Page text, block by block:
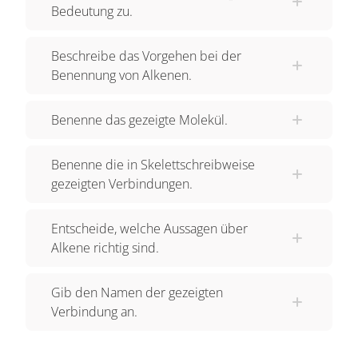
entsprechend für Propen den Trivialnamen
Bezeichnungen für die Butene sagt man auch 1-
Buten beziehungsweise 2-Buten. Ihr werdet es
But-2-en handelt es sich um Isomere. Notieren
handelt sich hier, genau wie bei den Alkanen, um
eine homologe Reihe. 2 aufeinanderfolgende
Gruppe CH2. Die Summenformeln für die ersten
4 Vertreter lauten: C2H4, C3H6, C4H8 und
sich entsprechend zu CnH2n. n ist eine natürliche
Bedeutung zu.
Beschreibe das Vorgehen bei der
Benennung von Alkenen.
Benenne das gezeigte Molekül.
Benenne die in Skelettschreibweise
gezeigten Verbindungen.
Entscheide, welche Aussagen über
Alkene richtig sind.
Gib den Namen der gezeigten
Verbindung an.